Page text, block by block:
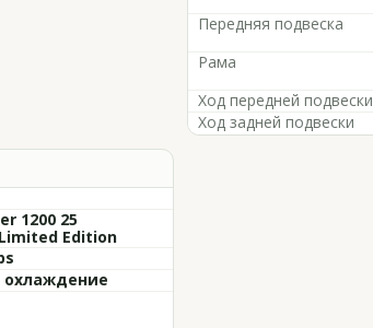
Передняя подвеска
Рама
Ход передней подвески
Ход задней подвески
1200 25
Edition